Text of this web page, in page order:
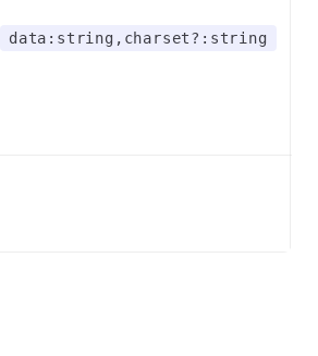
data:string,charset?:string